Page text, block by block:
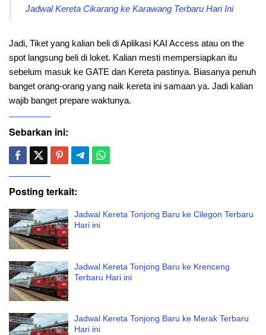
Jadwal Kereta Cikarang ke Karawang Terbaru Hari Ini
Jadi, Tiket yang kalian beli di Aplikasi KAI Access atau on the
spot langsung beli di loket. Kalian mesti mempersiapkan itu
sebelum masuk ke GATE dan Kereta pastinya. Biasanya penuh
banget orang-orang yang naik kereta ini samaan ya. Jadi kalian
wajib banget prepare waktunya.
Sebarkan ini:
Posting terkait:
Jadwal Kereta Tonjong Baru ke Cilegon Terbaru
Hari ini
Jadwal Kereta Tonjong Baru ke Krenceng
Terbaru Hari ini
Jadwal Kereta Tonjong Baru ke Merak Terbaru
Hari ini